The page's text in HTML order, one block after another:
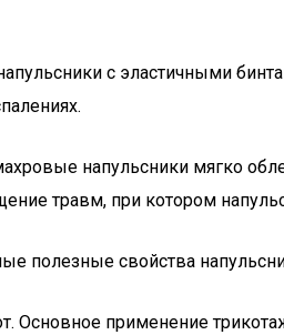
с эластичными
напульсники мягко
травм, при котором
полезные свойства
Основное применение